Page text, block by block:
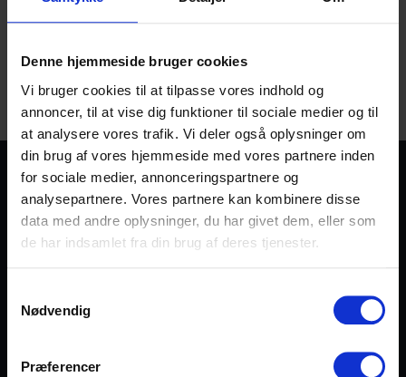
Denne hjemmeside bruger cookies
Vi bruger cookies til at tilpasse vores indhold og
annoncer, til at vise dig funktioner til sociale medier og til
at analysere vores trafik. Vi deler også oplysninger om
din brug af vores hjemmeside med vores partnere inden
for sociale medier, annonceringspartnere og
analysepartnere. Vores partnere kan kombinere disse
data med andre oplysninger, du har givet dem, eller som
de har indsamlet fra din brug af deres tjenester.
Nødvendig
Præferencer
Vi behandler dine personoplysninger efter gældende EU-
mere i voresprivatlivspolitik
trossamfund inden for den universelle kristne kirke. Frelsens
Hærs budskab bygger på Bibelen, og dens tjeneste er
evangeliet om Jesus Kristus og i hans navn møde de
menneskelige behov uden diskrimination.